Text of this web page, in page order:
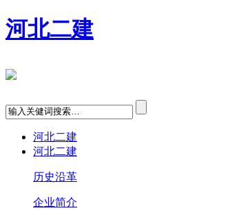
河北二建
河北二建
河北二建
历史沿革
企业简介